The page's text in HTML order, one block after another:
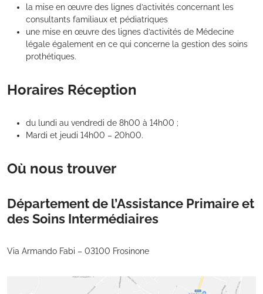
la mise en œuvre des lignes d’activités concernant les
consultants familiaux et pédiatriques
une mise en œuvre des lignes d’activités de Médecine
légale également en ce qui concerne la gestion des soins
prothétiques.
Horaires Réception
du lundi au vendredi de 8h00 à 14h00 ;
Mardi et jeudi 14h00 – 20h00.
Où nous trouver
Département de l’Assistance Primaire et
des Soins Intermédiaires
Via Armando Fabi – 03100 Frosinone